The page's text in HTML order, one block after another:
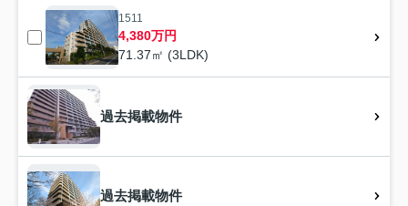
1511
4,380万円
71.37㎡ (3LDK)
過去掲載物件
過去掲載物件